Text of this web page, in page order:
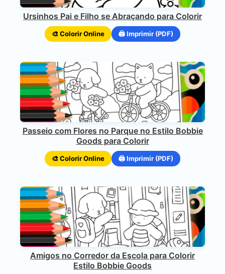
Ursinhos Pai e Filho se Abraçando para Colorir
🎨 Colorir Online 🖨️ Imprimir (PDF)
Passeio com Flores no Parque no Estilo Bobbie
Goods para Colorir
🎨 Colorir Online 🖨️ Imprimir (PDF)
Amigos no Corredor da Escola para Colorir
Estilo Bobbie Goods